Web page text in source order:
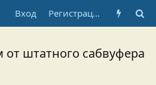
Вход Регистрация
штатного сабвуфера